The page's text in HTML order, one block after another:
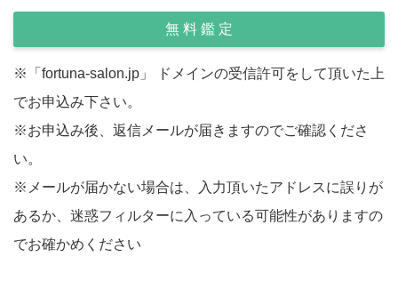
※「fortuna-salon.jp」 ドメインの受信許可をして頂いた上
でお申込み下さい。
※お申込み後、返信メールが届きますのでご確認くださ
い。
※メールが届かない場合は、入力頂いたアドレスに誤りが
あるか、迷惑フィルターに入っている可能性がありますの
でお確かめください